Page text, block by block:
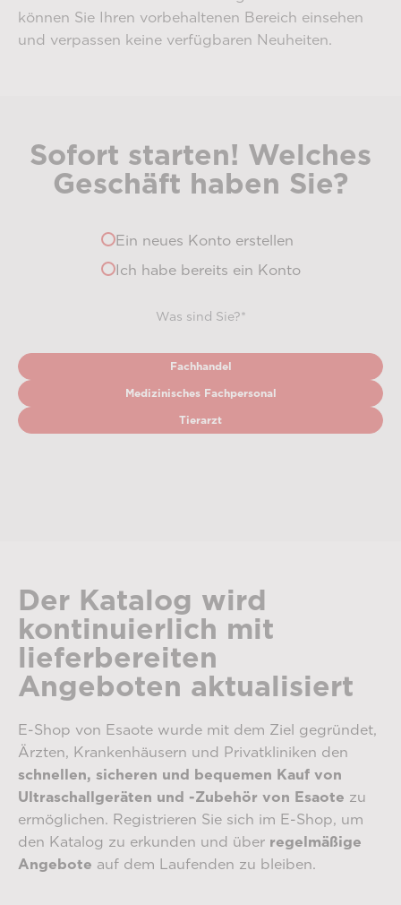
können Sie Ihren vorbehaltenen Bereich einsehen
und verpassen keine verfügbaren Neuheiten.
Sofort starten! Welches
Geschäft haben Sie?
Ein neues Konto erstellen
Ich habe bereits ein Konto
Was sind Sie?*
Fachhandel
Medizinisches Fachpersonal
Tierarzt
Der Katalog wird
kontinuierlich mit
lieferbereiten
Angeboten aktualisiert
E-Shop von Esaote wurde mit dem Ziel gegründet,
Ärzten, Krankenhäusern und Privatkliniken den
schnellen, sicheren und bequemen Kauf von
Ultraschallgeräten und -Zubehör von Esaote zu
ermöglichen. Registrieren Sie sich im E-Shop, um
den Katalog zu erkunden und über regelmäßige
Angebote auf dem Laufenden zu bleiben.